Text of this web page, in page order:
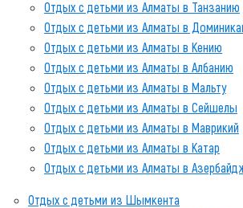
Отдых с детьми из Алматы в Танзанию
Отдых с детьми из Алматы в
Отдых с детьми из Алматы в Кению
Отдых с детьми из Алматы в Албанию
Отдых с детьми из Алматы в Мальту
Отдых с детьми из Алматы в Сейшелы
Отдых с детьми из Алматы в Маврикий
Отдых с детьми из Алматы в Катар
Отдых с детьми из Алматы в
Отдых с детьми из Шымкента